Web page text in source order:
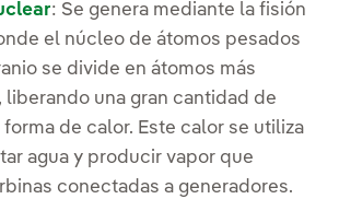
: Se genera mediante la fisión
el núcleo de átomos pesados
se divide en átomos más
liberando una gran cantidad de
forma de calor. Este calor se utiliza
agua y producir vapor que
conectadas a generadores.